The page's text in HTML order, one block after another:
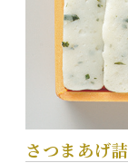
さつまあげ